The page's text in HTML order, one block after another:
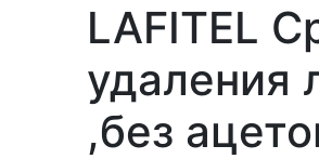
LAFITEL
удаления
,без